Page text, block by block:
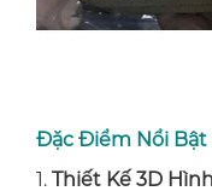
Đặc Điểm Nổi Bật
1. Thiết Kế 3D